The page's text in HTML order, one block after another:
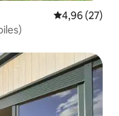
Évaluation
4,96 (27)